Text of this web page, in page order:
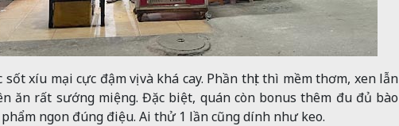
xíu mại cực đậm vị và khá cay. Phần thịt thì mềm thơm, xen lẫn
ăn rất sướng miệng. Đặc biệt, quán còn bonus thêm đu đủ bào
ngon đúng điệu. Ai thử 1 lần cũng dính như keo.